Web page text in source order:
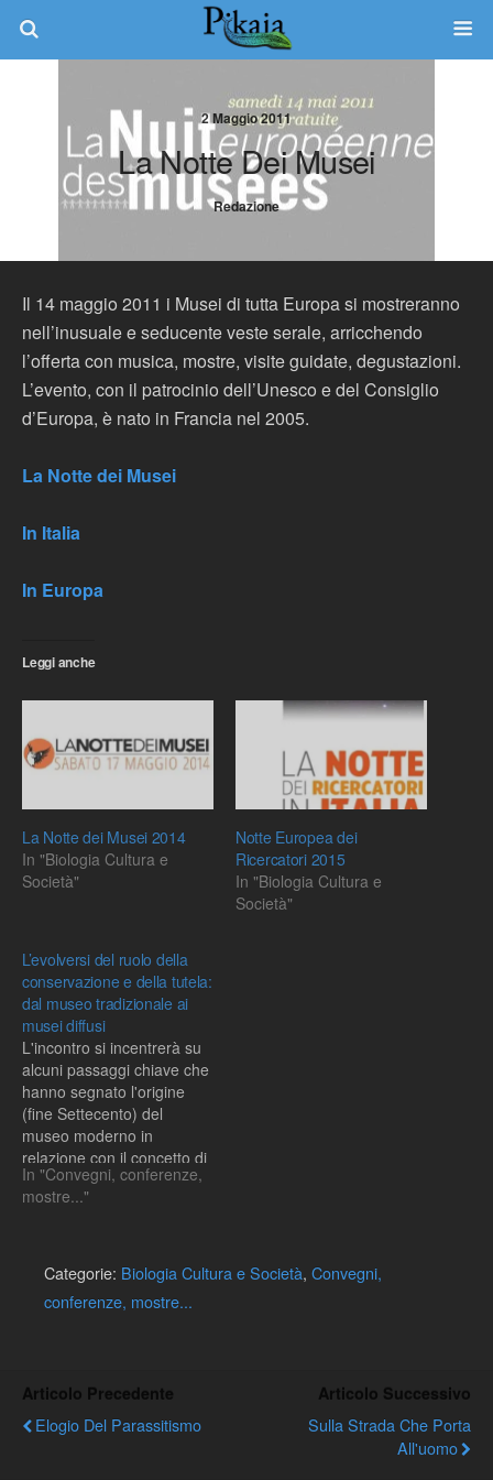
2 Maggio 2011
La Notte Dei Musei
Redazione
Il 14 maggio 2011 i Musei di tutta Europa si mostreranno
nell’inusuale e seducente veste serale, arricchendo
l’offerta con musica, mostre, visite guidate, degustazioni.
L’evento, con il patrocinio dell’Unesco e del Consiglio
d’Europa, è nato in Francia nel 2005.
La Notte dei Musei
In Italia
In Europa
Leggi anche
La Notte dei Musei 2014
In "Biologia Cultura e
Società"
Notte Europea dei
Ricercatori 2015
In "Biologia Cultura e
Società"
L’evolversi del ruolo della
conservazione e della tutela:
dal museo tradizionale ai
musei diffusi
L'incontro si incentrerà su
alcuni passaggi chiave che
hanno segnato l'origine
(fine Settecento) del
museo moderno in
relazione con il concetto di
bene pubblico, la sua
evoluzione e il suo
seguito (Novecento) la
nascita e lo sviluppo dei
musei all'aperto, dei musei
In "Convegni, conferenze,
mostre..."
Categorie: Biologia Cultura e Società, Convegni,
conferenze, mostre...
Articolo Precedente
Elogio Del Parassitismo
Articolo Successivo
Sulla Strada Che Porta
All'uomo